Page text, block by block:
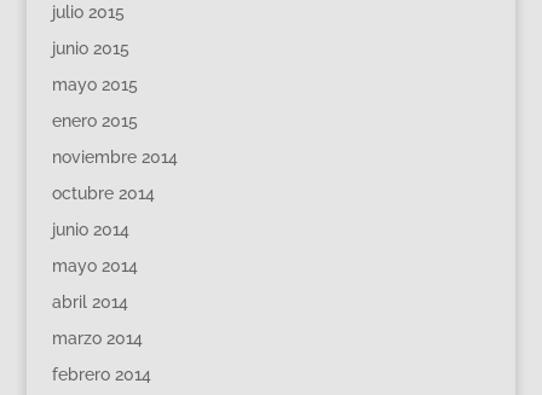
julio 2015
junio 2015
mayo 2015
enero 2015
noviembre 2014
octubre 2014
junio 2014
mayo 2014
abril 2014
marzo 2014
febrero 2014